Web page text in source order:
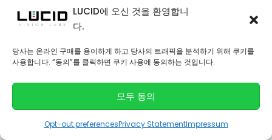
LUCID에 오신 것을 환영합니
다.
당사는 온라인 구매를 용이하게 하고 당사의 트래픽을 분석하기 위해 쿠키를
사용합니다. “동의”를 클릭하면 쿠키 사용에 동의하는 것입니다.
모두 동의
Opt-out preferencesPrivacy StatementImpressum
2.8MP ATP028S
Atlas & Triton SWIR IP67 PoE 카메라
3.2 MP ASX033S-WC (TEC 포함)
1.3MP ATP013S-WC (TEC 포함)
0.3MP TRI003S-WC